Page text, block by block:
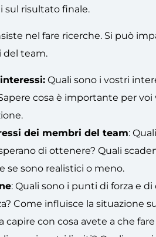
sul risultato finale.
nel fare ricerche. Si può
del team.
Quali sono i vostri
cosa è importante per
dei membri del team:
di ottenere? Quali
se sono realistici o meno.
: Quali sono i punti di forza e
Come influisce la situazione
capire con cosa avete a che